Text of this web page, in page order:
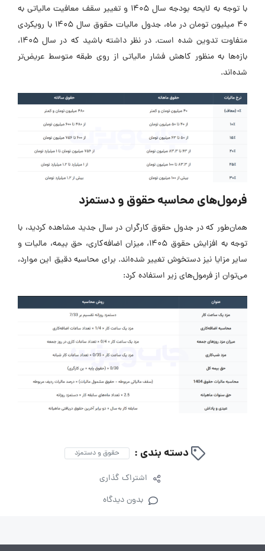
با توجه به لایحه بودجه سال ۱۴۰۵ و تغییر سقف معافیت مالیاتی به
۴۰ میلیون تومان در ماه، جدول مالیات حقوق سال ۱۴۰۵ با رویکردی
متفاوت تدوین شده است. در نظر داشته باشید که در سال ۱۴۰۵،
بازه‌ها به منظور کاهش فشار مالیاتی از روی طبقه متوسط عریض‌تر
شده‌اند.
فرمول‌های محاسبه حقوق و دستمزد
همان‌طور که در جدول حقوق کارگران در سال جدید مشاهده کردید، با
توجه به افزایش حقوق 1405، میزان اضافه‌کاری، حق بیمه، مالیات و
سایر مزایا نیز دستخوش تغییر شده‌اند. برای محاسبه دقیق این موارد،
می‌توان از فرمول‌های زیر استفاده کرد:
دسته بندی : حقوق و دستمزد
اشتراک گذاری
بدون دیدگاه